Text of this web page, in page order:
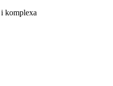
komplexa